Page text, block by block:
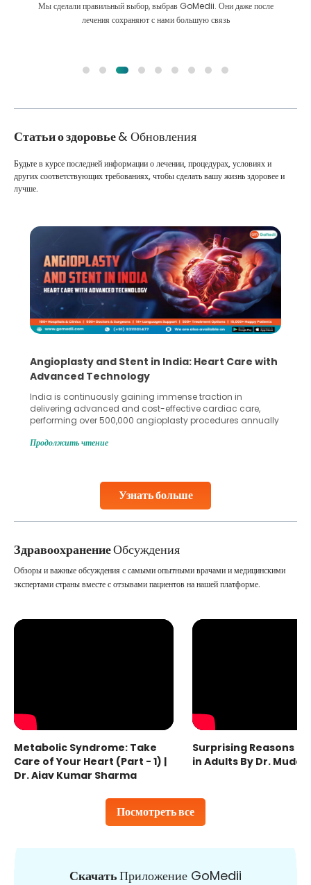
Мы сделали правильный выбор, выбрав GoMedii. Они даже после
лечения сохраняют с нами большую связь
Статьи о здоровье& Обновления
Узнать больше
Будьте в курсе последней информации о лечении, процедурах, условиях и
других соответствующих требованиях, чтобы сделать вашу жизнь здоровее и
лучше.
5 Essential Steps for Effective Human Sperm
Collection and Processing Methods
Human sperm collection and processing are critical steps
in advanced reproductive techniques like In Vitro
Fertilization (IVF) and intrauterine insemination (IUI). These
challenges and help couples achieve their dream of
collected, they process the
Продолжить чтение
ЗдравоохранениеОбсуждения
Посмотреть все
Обзоры и важные обсуждения с самыми опытными врачами и медицинскими
экспертами страны вместе с отзывами пациентов на нашей платформе.
Metabolic Syndrome: Take
Care of Your Heart (Part - 1) |
Dr. Ajay Kumar Sharma
Surprising Reasons
in Adults By Dr.
СкачатьПриложение GoMedii